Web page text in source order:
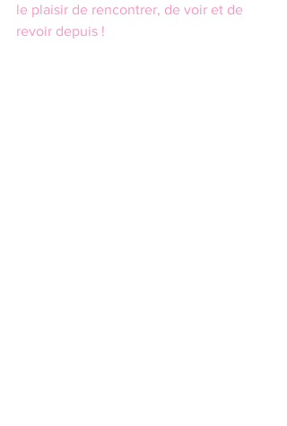
le plaisir de rencontrer, de voir et de
revoir depuis !